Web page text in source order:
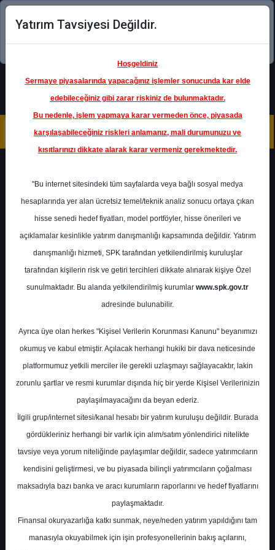
Şimdi uygulamayı indirin!
Ana Sayfa Raporlar
İnfo Yatırım
Rapor Detay
Grafiklerle TABGD
Finansalları
A- A+
Grafiklerle TABGD Finansalları
Rapor, TAB Gıda için 2026/03 dönemi
verileriyle şirketin finansal görünümünü
grafiklerle değerlendirmektedir. Hisse fiyatı
Yatırım Tavsiyesi Değildir.
Hoşgeldiniz
Sermaye piyasalarında yapacağınız işlemler sonucunda kar elde
edebileceğiniz gibi zarar riskiniz de bulunmaktadır.
Bu nedenle, işlem yapmaya karar vermeden önce, piyasada
karşılaşabileceğiniz riskleri anlamanız, mali durumunuzu ve
kısıtlarınızı dikkate alarak karar vermeniz gerekmektedir.
"Bu internet sitesindeki tüm sayfalarda veya bağlı sosyal medya
hesaplarında yer alan ücretsiz temel/teknik analiz sonucu ortaya çıkan
hisse senedi hedef fiyatları, model portföyler, hisse önerileri ve
açıklamalar kesinlikle yatırım danışmanlığı kapsamında değildir. Yatırım
danışmanlığı hizmeti, SPK tarafından yetkilendirilmiş kuruluşlar
tarafından kişilerin risk ve getiri tercihleri dikkate alınarak kişiye Özel
sunulmaktadır. Bu alanda yetkilendirilmiş kurumlar www.spk.gov.tr
adresinde bulunabilir.
Ayrıca üye olan herkes "Kişisel Verilerin Korunması Kanunu" beyanımızı
okumuş ve kabul etmiştir. Açılacak herhangi hukiki bir dava neticesinde
platformumuz yetkili merciler ile gerekli uzlaşmayı sağlayacaktır, lakin
zorunlu şartlar ve resmi kurumlar dışında hiç bir yerde Kişisel Verilerinizin
paylaşılmayacağını da beyan ederiz.
İlgili grup/internet sitesi/kanal hesabı bir yatırım kuruluşu değildir. Burada
gördükleriniz herhangi bir varlık için alım/satım yönlendirici nitelikte
tavsiye veya yorum niteliğinde paylaşımlar değildir, sadece yatırımcıların
kendisini geliştirmesi, ve bu piyasada bilinçli yatırımcıların çoğalması
maksadıyla bazı banka ve aracı kurumların raporlarını ve hedef fiyatlarını
paylaşmaktadır.
Finansal okuryazarlığa katkı sunmak, neye/neden yatırım yapıldığını tam
manasıyla okuyabilmek için işin profesyonellerinin bakış açılarını,